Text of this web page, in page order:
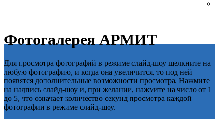
Фотогалерея АРМИТ
Для просмотра фотографий в режиме слайд-шоу щелкните на
любую фотографию, и когда она увеличится, то под ней
появятся дополнительные возможности просмотра. Нажмите
на надпись слайд-шоу и, при желании, нажмите на число от 1
до 5, что означает количество секунд просмотра каждой
фотографии в режиме слайд-шоу.